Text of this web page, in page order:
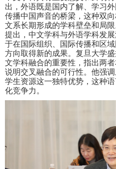
出，外语既是国内了解、学习
传播中国声音的桥梁，这种双
文系长期形成的学科壁垒和局
提出，中文学科与外语学科发
于在国际组织、国际传播和区
方向取得新的成果。复旦大学
文学科融合的重要性，指出两
说明交叉融合的可行性。他强
学生资源这一独特优势，这种
化竞争力。